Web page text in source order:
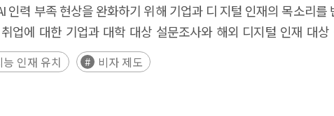
policies. First, in terms of building social consensus,
where diverse stakeholders participate through
labs can enable AI technologies for solving social problems
early adoption phase, societal expectations and
a critical moment for policy intervention to balance
measures to strengthen industrial ecosystem
and develop inclusive policies to address emerging
as critical instruments for sustaining long-term AI
based on the recognition that the competitiveness of
the overall AI ecosystem.
countries to adopt distinct governance, strategy,
China, and Japan—and emerging economies such
their implications for global markets and corporate
인력 부족 현상을 완화하기 위해 기업과 디 지털 인재의 목소리
업에 대한 기업과 대학 대상 설문조사와 해외 디지털 인재 대
결과 기업은 채용할 수 있는 국내 인재가 부족하며 해외 디지
업과 대학은 해외 인재 정보 획득, 의사소통, 비자 취득에 어려움
인재 유치 비자 제도